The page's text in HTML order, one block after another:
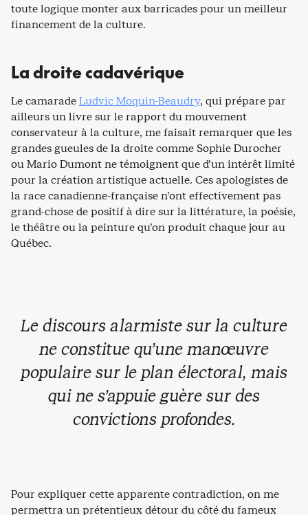
toute logique monter aux barricades pour un meilleur
financement de la culture.
La droite cadavérique
Le camaradeLudvic Moquin-Beaudry, qui prépare par
ailleurs un livre sur le rapport du mouvement
conservateur à la culture, me faisait remarquer que les
grandes gueules de la droite comme Sophie Durocher
ou Mario Dumont ne témoignent que d’un intérêt limité
pour la création artistique actuelle. Ces apologistes de
la race canadienne-française n’ont effectivement pas
grand-chose de positif à dire sur la littérature, la poésie,
le théâtre ou la peinture qu’on produit chaque jour au
Québec.
Le discours alarmiste sur la culture
ne constitue qu’une manœuvre
populaire sur le plan électoral, mais
qui ne s’appuie guère sur des
convictions profondes.
Pour expliquer cette apparente contradiction, on me
permettra un prétentieux détour du côté du fameux